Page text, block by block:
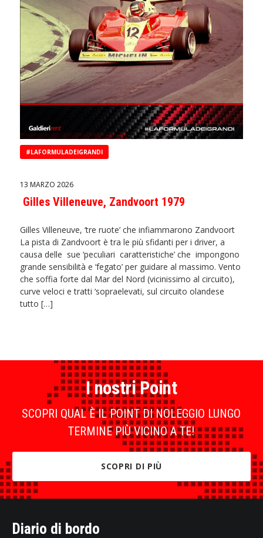
#LAFORMULADEIGRANDI
13 MARZO 2026
Gilles Villeneuve, Zandvoort 1979
Gilles Villeneuve, ‘tre ruote’ che infiammarono Zandvoort
La pista di Zandvoort è tra le più sfidanti per i driver, a
causa delle sue ‘peculiari caratteristiche’ che impongono
grande sensibilità e ‘fegato’ per guidare al massimo. Vento
che soffia forte dal Mar del Nord (vicinissimo al circuito),
curve veloci e tratti ‘sopraelevati, sul circuito olandese
tutto […]
I nostri Point
SCOPRI QUAL È IL POINT DI NOLEGGIO LUNGO
TERMINE PIÙ VICINO A TE!
SCOPRI DI PIÙ
Diario di bordo